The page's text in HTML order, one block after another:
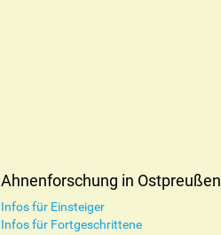
Ahnenforschung in Ostpreußen
Infos für Einsteiger
Infos für Fortgeschrittene